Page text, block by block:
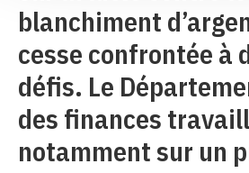
blanchiment
cesse confrontée à
défis. Le
des finances
notamment sur un